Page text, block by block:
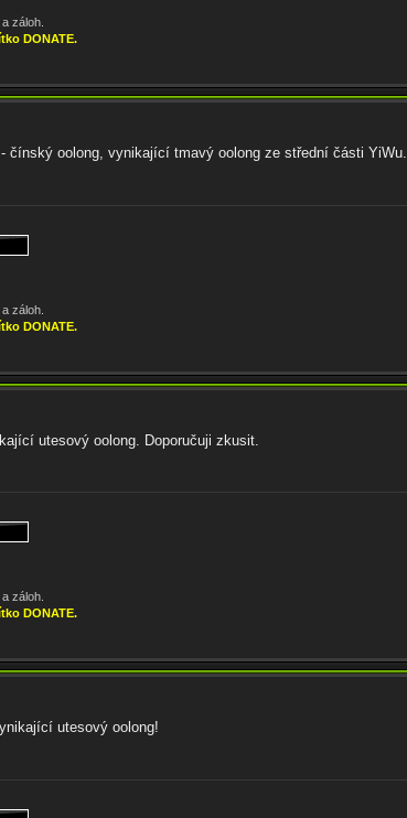
záloh.
DONATE.
čínský oolong, vynikající tmavý oolong ze střední části YiWu.
záloh.
DONATE.
utesový oolong. Doporučuji zkusit.
záloh.
DONATE.
utesový oolong!